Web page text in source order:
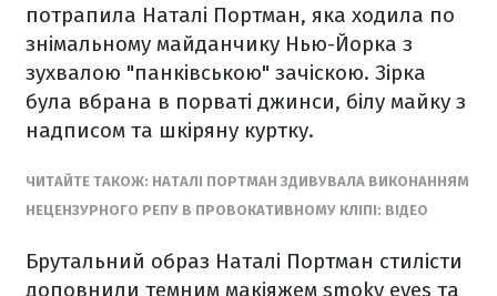
потрапила Наталі Портман, яка ходила по
знімальному майданчику Нью-Йорка з
зухвалою "панківською" зачіскою. Зірка
була вбрана в порваті джинси, білу майку з
надписом та шкіряну куртку.
ЧИТАЙТЕ ТАКОЖ: НАТАЛІ ПОРТМАН ЗДИВУВАЛА ВИКОНАННЯМ
НЕЦЕНЗУРНОГО РЕПУ В ПРОВОКАТИВНОМУ КЛІПІ: ВІДЕО
Брутальний образ Наталі Портман стилісти
доповнили темним макіяжем smoky eyes та